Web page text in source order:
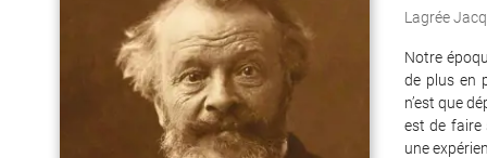
Lagrée
Notre
de plus en
n’est que
est de faire
une